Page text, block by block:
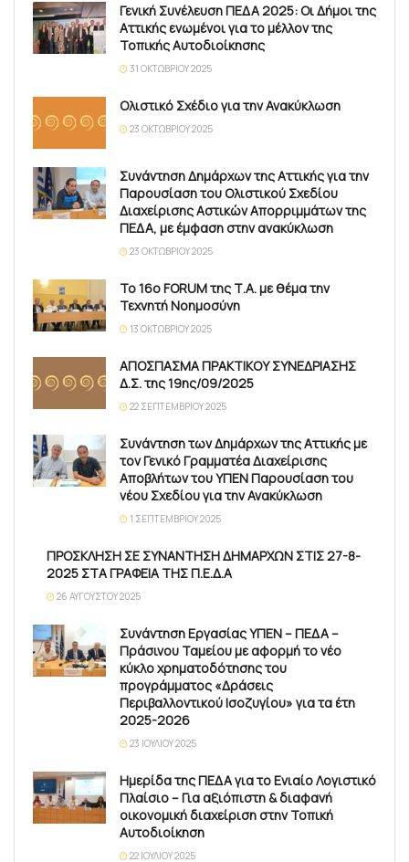
Γενική Συνέλευση ΠΕΔΑ 2025: Οι Δήμοι της
Αττικής ενωμένοι για το μέλλον της
Τοπικής Αυτοδιοίκησης
31 ΟΚΤΩΒΡΊΟΥ 2025
Ολιστικό Σχέδιο για την Ανακύκλωση
23 ΟΚΤΩΒΡΊΟΥ 2025
Συνάντηση Δημάρχων της Αττικής για την
Παρουσίαση του Ολιστικού Σχεδίου
Διαχείρισης Αστικών Απορριμμάτων της
ΠΕΔΑ, με έμφαση στην ανακύκλωση
23 ΟΚΤΩΒΡΊΟΥ 2025
Το 16ο FORUM της Τ.Α. με θέμα την
Τεχνητή Νοημοσύνη
13 ΟΚΤΩΒΡΊΟΥ 2025
ΑΠΟΣΠΑΣΜΑ ΠΡΑΚΤΙΚΟΥ ΣΥΝΕΔΡΙΑΣΗΣ
Δ.Σ. της 19ης/09/2025
22 ΣΕΠΤΕΜΒΡΊΟΥ 2025
Συνάντηση των Δημάρχων της Αττικής με
τον Γενικό Γραμματέα Διαχείρισης
Αποβλήτων του ΥΠΕΝ Παρουσίαση του
νέου Σχεδίου για την Ανακύκλωση
1 ΣΕΠΤΕΜΒΡΊΟΥ 2025
ΠΡΟΣΚΛΗΣΗ ΣΕ ΣΥΝΑΝΤΗΣΗ ΔΗΜΑΡΧΩΝ ΣΤΙΣ 27-8-
2025 ΣΤΑ ΓΡΑΦΕΙΑ ΤΗΣ Π.Ε.Δ.Α
26 ΑΥΓΟΎΣΤΟΥ 2025
Συνάντηση Εργασίας ΥΠΕΝ – ΠΕΔΑ –
Πράσινου Ταμείου με αφορμή το νέο
κύκλο χρηματοδότησης του
προγράμματος «Δράσεις
Περιβαλλοντικού Ισοζυγίου» για τα έτη
2025-2026
23 ΙΟΥΛΊΟΥ 2025
Ημερίδα της ΠΕΔΑ για το Ενιαίο Λογιστικό
Πλαίσιο – Για αξιόπιστη & διαφανή
οικονομική διαχείριση στην Τοπική
Αυτοδιοίκηση
22 ΙΟΥΛΊΟΥ 2025